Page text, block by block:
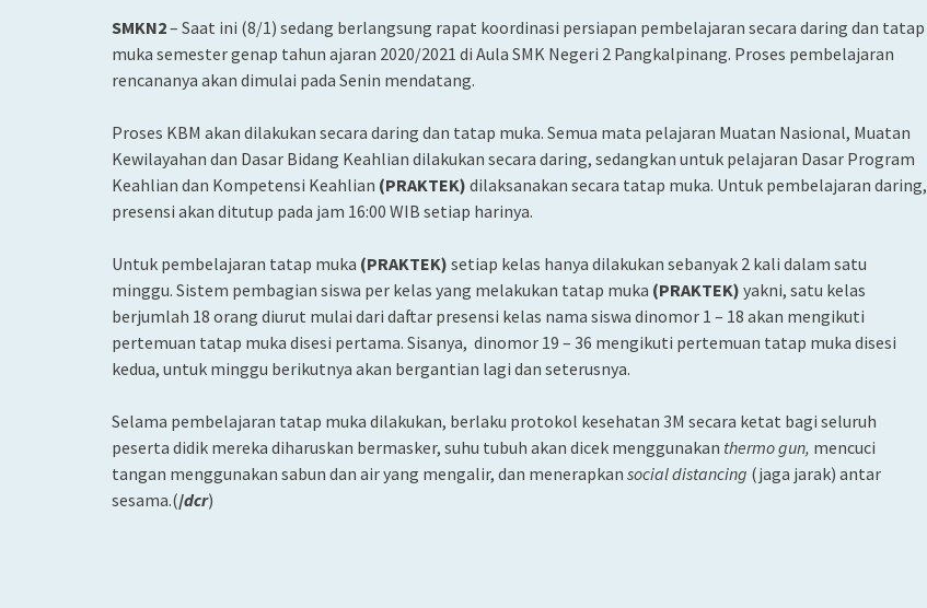
SMKN2– Saat ini (8/1) sedang berlangsung rapat koordinasi persiapan pembelajaran secara daring dan tatap
muka semester genap tahun ajaran 2020/2021 di Aula SMK Negeri 2 Pangkalpinang. Proses pembelajaran
rencananya akan dimulai pada Senin mendatang.
Proses KBM akan dilakukan secara daring dan tatap muka. Semua mata pelajaran Muatan Nasional, Muatan
Kewilayahan dan Dasar Bidang Keahlian dilakukan secara daring, sedangkan untuk pelajaran Dasar Program
Keahlian dan Kompetensi Keahlian (PRAKTEK) dilaksanakan secara tatap muka. Untuk pembelajaran daring,
presensi akan ditutup pada jam 16:00 WIB setiap harinya.
Untuk pembelajaran tatap muka (PRAKTEK) setiap kelas hanya dilakukan sebanyak 2 kali dalam satu
minggu. Sistem pembagian siswa per kelas yang melakukan tatap muka (PRAKTEK) yakni, satu kelas
berjumlah 18 orang diurut mulai dari daftar presensi kelas nama siswa dinomor 1 – 18 akan mengikuti
pertemuan tatap muka disesi pertama. Sisanya, dinomor 19 – 36 mengikuti pertemuan tatap muka disesi
kedua, untuk minggu berikutnya akan bergantian lagi dan seterusnya.
Selama pembelajaran tatap muka dilakukan, berlaku protokol kesehatan 3M secara ketat bagi seluruh
peserta didik mereka diharuskan bermasker, suhu tubuh akan dicek menggunakan thermo gun, mencuci
tangan menggunakan sabun dan air yang mengalir, dan menerapkan social distancing (jaga jarak) antar
sesama.(/dcr)